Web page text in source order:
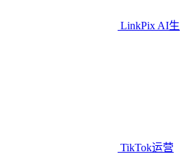
LinkPix AI生
TikTok运营